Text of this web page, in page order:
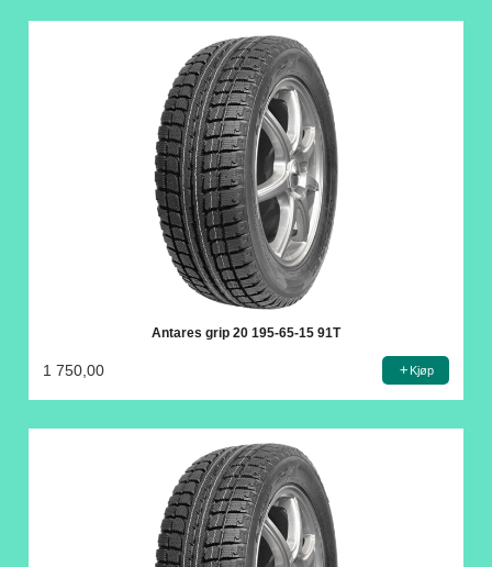
Antares grip 20 195-65-15 91T
1 750,00 Kjøp